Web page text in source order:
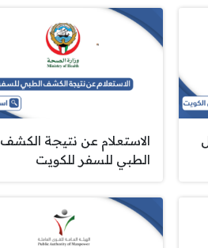
الاستعلام عن نتيجة الكشف
الطبي للسفر للكويت